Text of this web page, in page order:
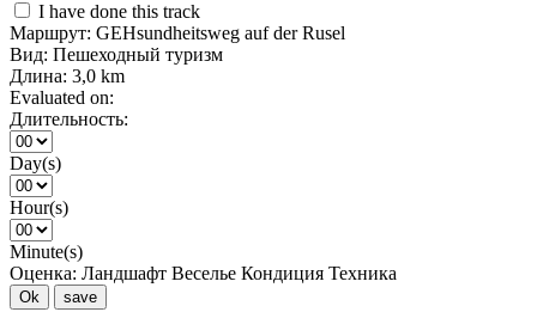
I have done this track
Маршрут: GEHsundheitsweg auf der Rusel
Вид: Пешеходный туризм
Длина: 3,0 km
Evaluated on:
Длительность:
Day(s)
Hour(s)
Minute(s)
Оценка: Ландшафт Веселье Кондиция Техника
Ok save